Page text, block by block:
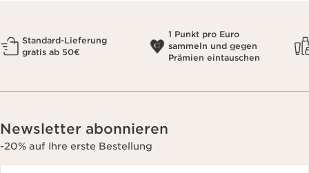
Standard-Lieferung
gratis ab 50€
1 Punkt pro Euro
sammeln und gegen
Prämien eintauschen
Newsletter abonnieren
-20% auf Ihre erste Bestellung